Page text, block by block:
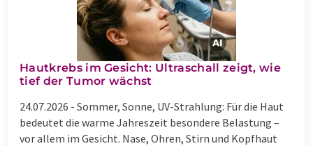
Hautkrebs im Gesicht: Ultraschall zeigt, wie
tief der Tumor wächst
24.07.2026 - Sommer, Sonne, UV-Strahlung: Für die Haut
bedeutet die warme Jahreszeit besondere Belastung –
vor allem im Gesicht. Nase, Ohren, Stirn und Kopfhaut